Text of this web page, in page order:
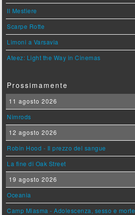
Il Mestiere
Scarpe Rotte
Limoni a Varsavia
Ateez: Light the Way in Cinemas
Prossimamente
11 agosto 2026
Nimrods
12 agosto 2026
Robin Hood - Il prezzo del sangue
La fine di Oak Street
19 agosto 2026
Oceania
Camp Miasma - Adolescenza, sesso e morte